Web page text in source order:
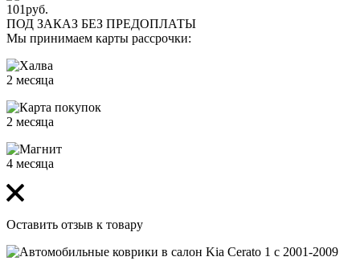
101руб.
ПОД ЗАКАЗ БЕЗ ПРЕДОПЛАТЫ
Мы принимаем карты рассрочки:
2 месяца
2 месяца
4 месяца
Оставить отзыв к товару